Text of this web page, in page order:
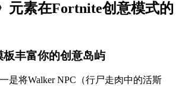
元素在Fortnite创意模式的
板丰富你的创意岛屿
是将Walker NPC（行尸走肉中的活斯